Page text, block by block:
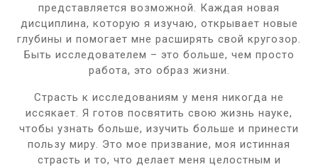
представляется возможной. Каждая новая
дисциплина, которую я изучаю, открывает новые
глубины и помогает мне расширять свой кругозор.
Быть исследователем – это больше, чем просто
работа, это образ жизни.
Страсть к исследованиям у меня никогда не
иссякает. Я готов посвятить свою жизнь науке,
чтобы узнать больше, изучить больше и принести
пользу миру. Это мое призвание, моя истинная
страсть и то, что делает меня целостным и